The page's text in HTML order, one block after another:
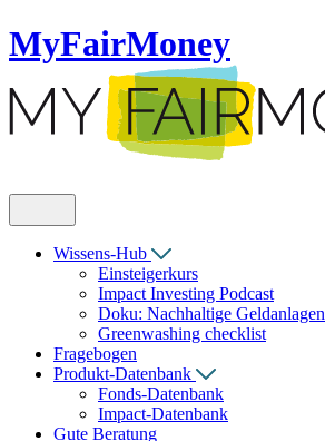
MyFairMoney
Wissens-Hub
Einsteigerkurs
Impact Investing Podcast
Doku: Nachhaltige Geldanlagen
Greenwashing checklist
Fragebogen
Produkt-Datenbank
Fonds-Datenbank
Impact-Datenbank
Gute Beratung